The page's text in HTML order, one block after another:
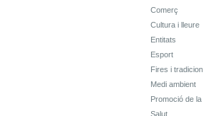
Comerç
Cultura i lleure
Entitats
Esport
Fires i
Medi ambient
Promoció de la
Salut